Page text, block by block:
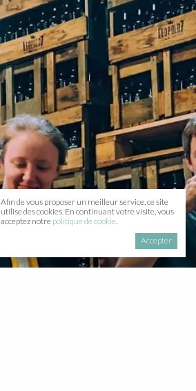
Afin de vous proposer un meilleur service, ce site
utilise des cookies. En continuant votre visite, vous
acceptez notre politique de cookie.
Accepter